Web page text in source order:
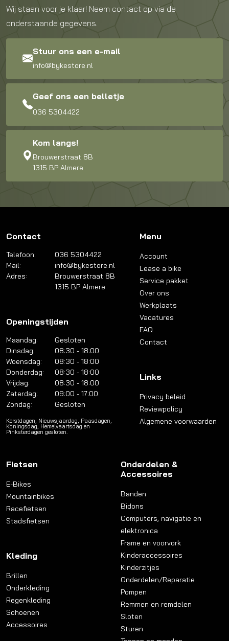
Wij staan voor je klaar! Neem contact op via de
onderstaande gegevens.
Stuur ons een e-mail
info@bykestore.nl
Geef ons een belletje
036 5304422
Kom langs!
Brouwerstraat 8B
1315 BP Almere
Contact
Telefoon:
036 5304422
Mail:
info@bykestore.nl
Adres:
Brouwerstraat 8B
1315 BP Almere
Openingstijden
Maandag:
Gesloten
Dinsdag:
08:30 - 18:00
Woensdag:
08:30 - 18:00
Donderdag:
08:30 - 18:00
Vrijdag:
08:30 - 18:00
Zaterdag:
09:00 - 17:00
Zondag:
Gesloten
Kerstdagen, Nieuwsjaardag, Paasdagen,
Koningsdag, Hemelvaartsdag en
Pinksterdagen gesloten.
Menu
Account
Lease a bike
Service pakket
Over ons
Werkplaats
Vacatures
FAQ
Contact
Links
Privacy beleid
Reviewpolicy
Algemene voorwaarden
Fietsen
E-Bikes
Mountainbikes
Racefietsen
Stadsfietsen
Kleding
Brillen
Onderkleding
Regenkleding
Schoenen
Accessoires
Onderdelen &
Accessoires
Banden
Bidons
Computers, navigatie en
elektronica
Frame en voorvork
Kinderaccessoires
Kinderzitjes
Onderdelen/Reparatie
Pompen
Remmen en remdelen
Sloten
Sturen